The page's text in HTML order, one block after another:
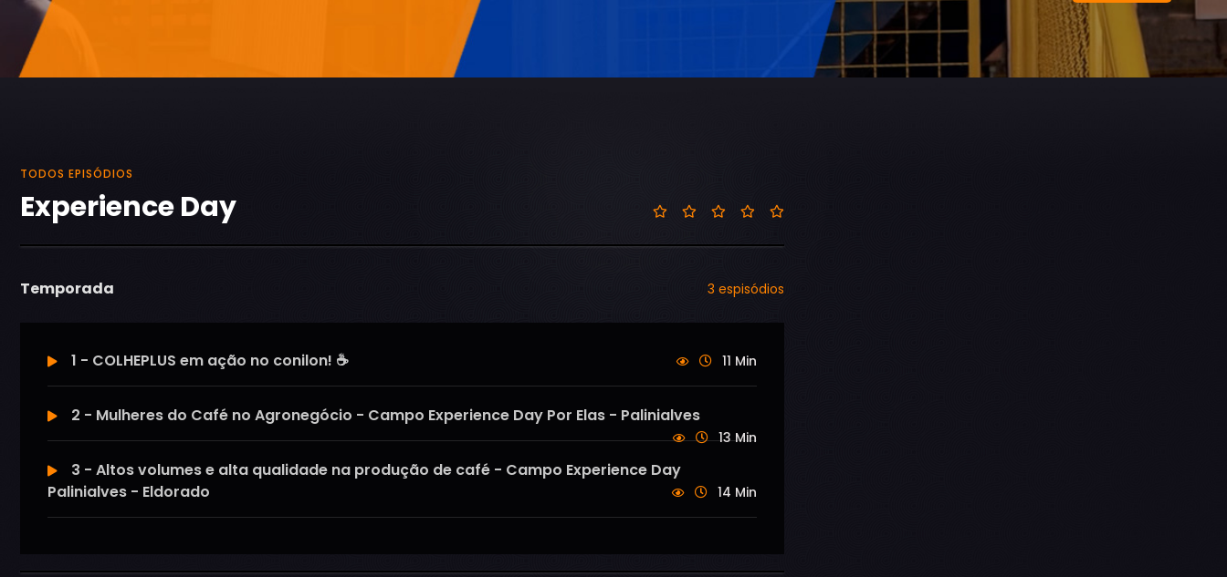
TODOS EPISÓDIOS
Experience Day
Temporada 3 espisódios
1 - COLHEPLUS em ação no conilon! ☕ 11 Min
2 - Mulheres do Café no Agronegócio - Campo Experience Day Por Elas - Palinialves
13 Min
3 - Altos volumes e alta qualidade na produção de café - Campo Experience Day
Palinialves - Eldorado
14 Min